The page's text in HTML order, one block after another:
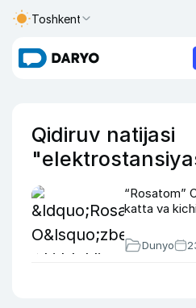
Toshkent
Qidiruv natijasi
“Rosatom”
katta va
Dunyo